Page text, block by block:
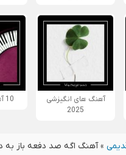
آهنگ های انگیزشی
2025
10 آهنگ برتر اپرا
»آهنگ اگه صد دفعه باز به